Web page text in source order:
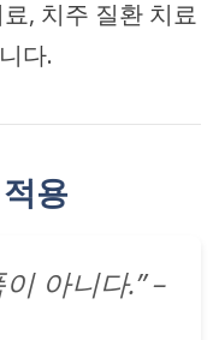
, 치주 질환 치료
다.
용
아니다.” –